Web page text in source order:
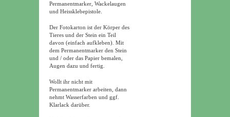
Permanentmarker, Wackelaugen
und Heissklebepistole.
Der Fotokarton ist der Körper des
Tieres und der Stein ein Teil
davon (einfach aufkleben). Mit
dem Permanentmarker den Stein
und / oder das Papier bemalen,
Augen dazu und fertig.
Wollt ihr nicht mit
Permanentmarker arbeiten, dann
nehmt Wasserfarben und ggf.
Klarlack darüber.